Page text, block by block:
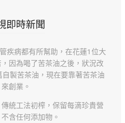
即時新聞
疾病都有所幫助，在花蓮1位大
因為喝了苦茶油之後，狀況改
製苦茶油，現在要靠著苦茶油
來創業。
統工法初榨，保留每滴珍貴營
含任何添加物。